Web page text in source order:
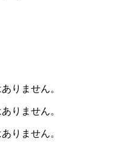
りません。
りません。
りません。